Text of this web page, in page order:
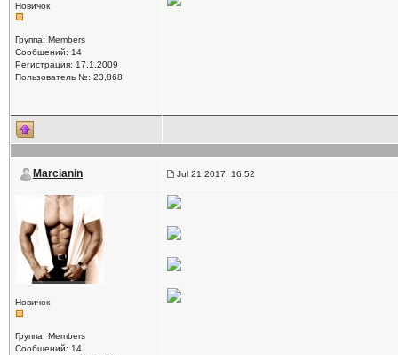
Новичок
Группа: Members
Сообщений: 14
Регистрация: 17.1.2009
Пользователь №: 23,868
Marcianin Jul 21 2017, 16:52
Новичок
Группа: Members
Сообщений: 14